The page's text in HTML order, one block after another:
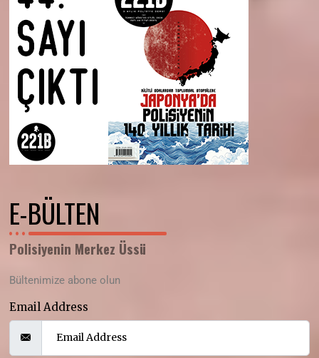
E-BÜLTEN
Polisiyenin Merkez Üssü
Bültenimize abone olun
Email Address